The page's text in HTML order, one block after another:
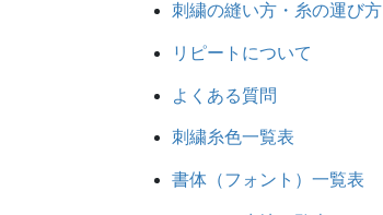
刺繍の縫い方・糸の運び方
リピートについて
よくある質問
刺繍糸色一覧表
書体（フォント）一覧表